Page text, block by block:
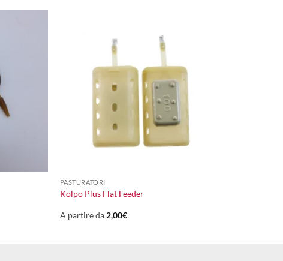
PASTURATORI
Kolpo Plus Flat Feeder
A partire da 2,00€